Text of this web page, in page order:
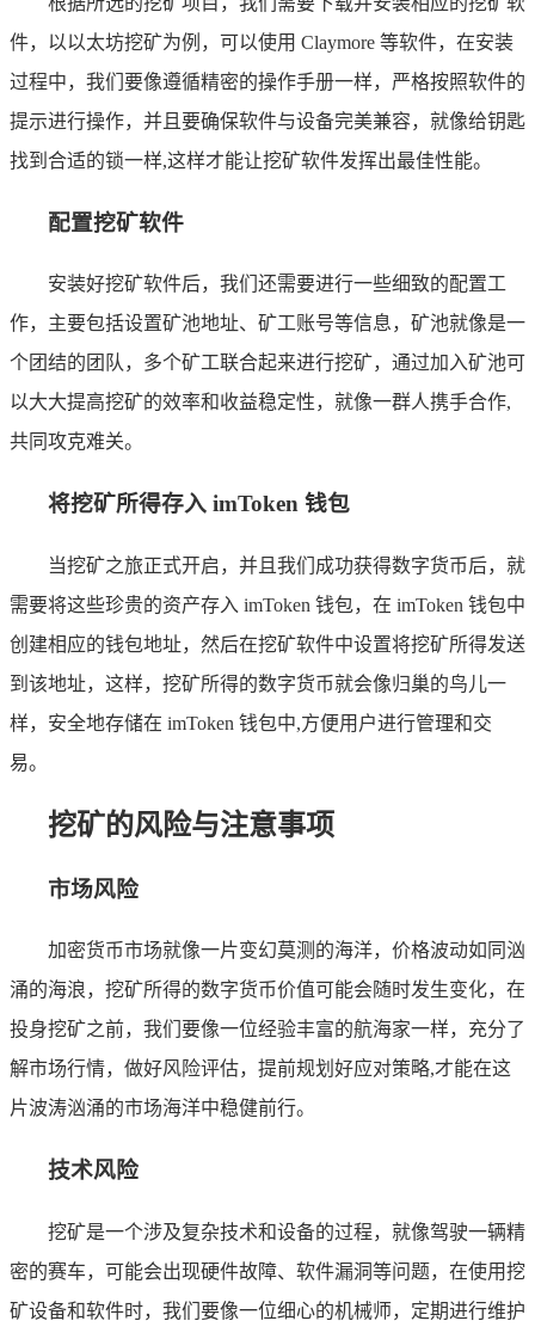
件，以以太坊挖矿为例，可以使用 Claymore 等软件，在安装
过程中，我们要像遵循精密的操作手册一样，严格按照软件的
提示进行操作，并且要确保软件与设备完美兼容，就像给钥匙
找到合适的锁一样,这样才能让挖矿软件发挥出最佳性能。
配置挖矿软件
安装好挖矿软件后，我们还需要进行一些细致的配置工
作，主要包括设置矿池地址、矿工账号等信息，矿池就像是一
个团结的团队，多个矿工联合起来进行挖矿，通过加入矿池可
以大大提高挖矿的效率和收益稳定性，就像一群人携手合作,
共同攻克难关。
将挖矿所得存入 imToken 钱包
当挖矿之旅正式开启，并且我们成功获得数字货币后，就
需要将这些珍贵的资产存入 imToken 钱包，在 imToken 钱包中
创建相应的钱包地址，然后在挖矿软件中设置将挖矿所得发送
到该地址，这样，挖矿所得的数字货币就会像归巢的鸟儿一
样，安全地存储在 imToken 钱包中,方便用户进行管理和交
易。
挖矿的风险与注意事项
市场风险
加密货币市场就像一片变幻莫测的海洋，价格波动如同汹
涌的海浪，挖矿所得的数字货币价值可能会随时发生变化，在
投身挖矿之前，我们要像一位经验丰富的航海家一样，充分了
解市场行情，做好风险评估，提前规划好应对策略,才能在这
片波涛汹涌的市场海洋中稳健前行。
技术风险
挖矿是一个涉及复杂技术和设备的过程，就像驾驶一辆精
密的赛车，可能会出现硬件故障、软件漏洞等问题，在使用挖
矿设备和软件时，我们要像一位细心的机械师，定期进行维护